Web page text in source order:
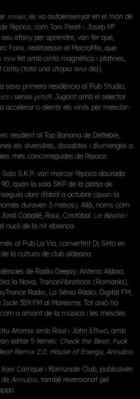
mixer, es va autoensenyar en el món de
l’època, com Toni Peret i Josep Mª
afany per aprendre, van fer que,
Fons, realitzessin el MacroMix, que
mixfet amb cinta magnètica i platines,
(tota una utopia avui dia).
seva primera residència al Pub Studio,
i sense pitch! Jugant amb el selector
accelerar o alentir els vinils per mesclar-
resident al Top Banana de Deltebre,
els divendres, dissabtes i diumenges a
més concorregudes de l’època.
Sala S.K.P. van marcar l’època daurada
quan la sala SKP de la platja de
obrir d’abril a octubre (quan la
duraven 3 mesos). Allà, noms com
Caballé, Raül, Cristóbal La Bèstiai
nucli de la nit ebrenca.
al Pub La Via, convertint Dj Seto en
la cultura de club aldeana.
de Radio Deejay, Antena Aldaia,
la Nova, TranceVibrations (Romania),
Radio, La Sénia Ràdio, Digital FM,
Iscle 359 FM al Maresme. Tot això ha
a amant de la música i les mescles.
Atomixamb Raül i John Eftwo, amb
editar 5 temes: Check the Beat, Fuck
Remix 2.0, House of Energy, Annubis.
Carrique i Komunale Club, publicaven
Annubis, també reversionat pel